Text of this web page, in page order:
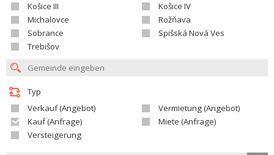
Košice III
Košice IV
Michalovce
Rožňava
Sobrance
Spišská Nová Ves
Trebišov
Typ
Verkauf (Angebot)
Vermietung (Angebot)
Kauf (Anfrage)
Miete (Anfrage)
Versteigerung